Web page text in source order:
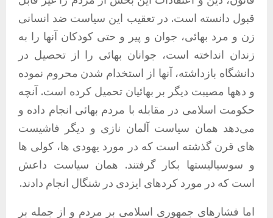
قبول دانسته است. در تعقیب این سیاست ضد انسانی
زن و مرد بهائی، جوان و پیر و حتی کودکان آنها را به
زندان انداخته است، جوانان بهائی را از تحصیل در
دانشگاه بازداشته، آنها از استخدام شدن محروم نموده
و دهها مصیبت دیگر بر بهائیان تحمیل کرده است. آنچه
حکومت اسلامی در مقابله با مردم بهائی انجام داده و
می‌دهد همان سیاست آلمان نازی و دیگر فاشیست
های قرن گذشته است که در مورد یهودی ها، کولی ها
و سوسیالیستها بکار گرفتند. همان سیاست داعش
است که در مورد کردهای ایزدی در شنگال انجام دادند.
اما فشارهای جمهوری اسلامی بر مردم و از جمله بر